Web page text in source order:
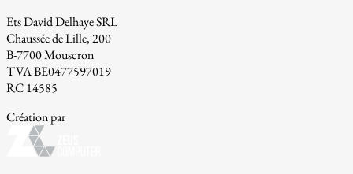
Ets David Delhaye SRL
Chaussée de Lille, 200
B-7700 Mouscron
TVA BE0477597019
RC 14585
Création par